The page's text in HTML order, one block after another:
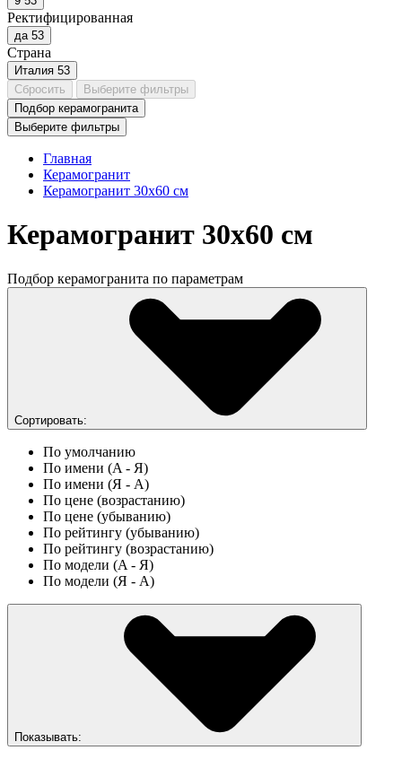
Ректифицированная
да 53
Страна
Италия 53
Сбросить
Выберите фильтры
Подбор керамогранита
Выберите фильтры
Главная
Керамогранит
Керамогранит 30x60 см
Керамогранит 30x60 см
Подбор керамогранита по параметрам
Сортировать:
По умолчанию
По имени (A - Я)
По имени (Я - A)
По цене (возрастанию)
По цене (убыванию)
По рейтингу (убыванию)
По рейтингу (возрастанию)
По модели (A - Я)
По модели (Я - A)
Показывать: